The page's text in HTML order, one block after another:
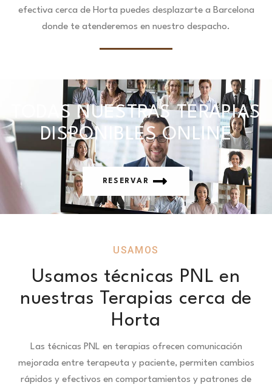
efectiva cerca de Horta puedes desplazarte a Barcelona
donde te atenderemos en nuestro despacho.
TODAS NUESTRAS TERAPIAS
DISPONIBLES ONLINE
RESERVAR
USAMOS
Usamos técnicas PNL en
nuestras Terapias cerca de
Horta
Las técnicas PNL en terapias ofrecen comunicación
mejorada entre terapeuta y paciente, permiten cambios
rápidos y efectivos en comportamientos y patrones de